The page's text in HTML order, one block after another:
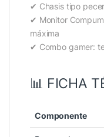
✔ Chasis tipo
✔ Monitor
máxima
✔ Combo gamer:
📊 FICHA
Componente